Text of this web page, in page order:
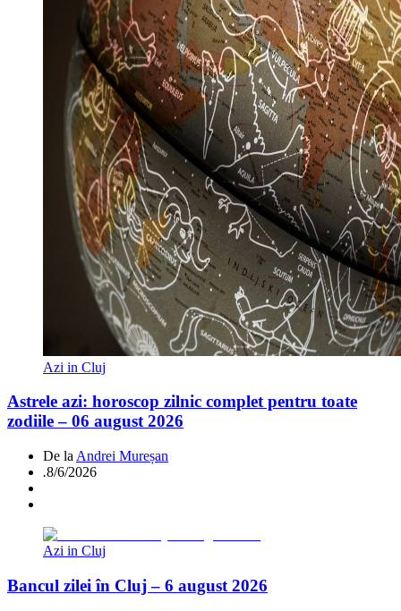
Azi in Cluj
Astrele azi: horoscop zilnic complet pentru toate
zodiile – 06 august 2026
De la Andrei Mureșan
.8/6/2026
Azi in Cluj
Bancul zilei în Cluj – 6 august 2026